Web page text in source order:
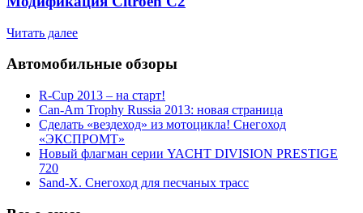
Читать далее
Автомобильные обзоры
R-Cup 2013 – на старт!
Can-Am Trophy Russia 2013: новая страница
Сделать «вездеход» из мотоцикла! Снегоход
«ЭКСПРОМТ»
Новый флагман серии YACHT DIVISION PRESTIGE
720
Sand-X. Снегоход для песчаных трасс